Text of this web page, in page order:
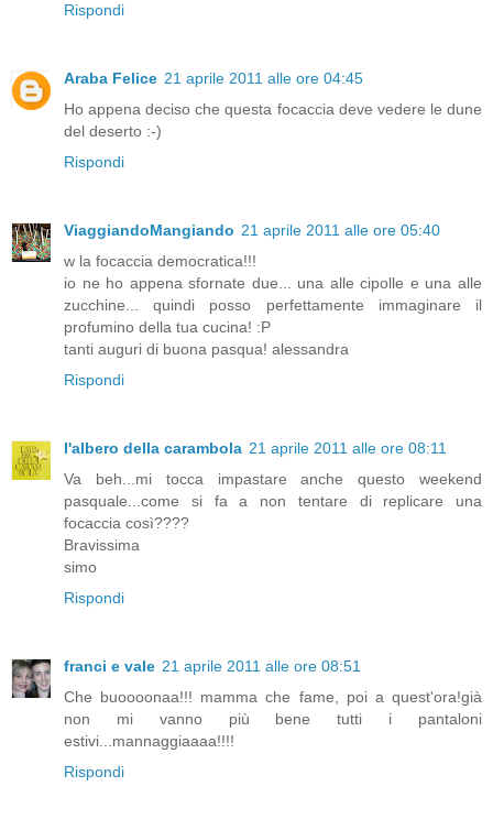
Rispondi
Araba Felice 21 aprile 2011 alle ore 04:45
Ho appena deciso che questa focaccia deve vedere le dune
del deserto :-)
Rispondi
ViaggiandoMangiando 21 aprile 2011 alle ore 05:40
w la focaccia democratica!!!
io ne ho appena sfornate due... una alle cipolle e una alle
zucchine... quindi posso perfettamente immaginare il
profumino della tua cucina! :P
tanti auguri di buona pasqua! alessandra
Rispondi
l'albero della carambola 21 aprile 2011 alle ore 08:11
Va beh...mi tocca impastare anche questo weekend
pasquale...come si fa a non tentare di replicare una
focaccia così????
Bravissima
simo
Rispondi
franci e vale 21 aprile 2011 alle ore 08:51
Che buoooonaa!!! mamma che fame, poi a quest'ora!già
non mi vanno più bene tutti i pantaloni
estivi...mannaggiaaaa!!!!
Rispondi